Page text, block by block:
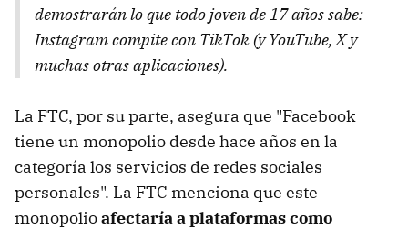
demostrarán lo que todo joven de 17 años sabe:
Instagram compite con TikTok (y YouTube, X y
muchas otras aplicaciones).
La FTC, por su parte, asegura que "Facebook
tiene un monopolio desde hace años en la
categoría los servicios de redes sociales
personales". La FTC menciona que este
monopolioafectaría a plataformas como